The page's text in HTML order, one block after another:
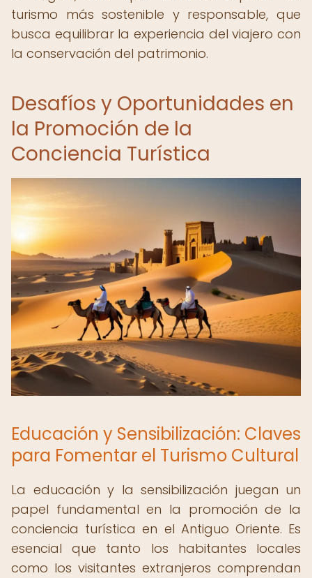
turismo más sostenible y responsable, que
busca equilibrar la experiencia del viajero con
la conservación del patrimonio.
Desafíos y Oportunidades en
la Promoción de la
Conciencia Turística
Educación y Sensibilización: Claves
para Fomentar el Turismo Cultural
La educación y la sensibilización juegan un
papel fundamental en la promoción de la
conciencia turística en el Antiguo Oriente. Es
esencial que tanto los habitantes locales
como los visitantes extranjeros comprendan